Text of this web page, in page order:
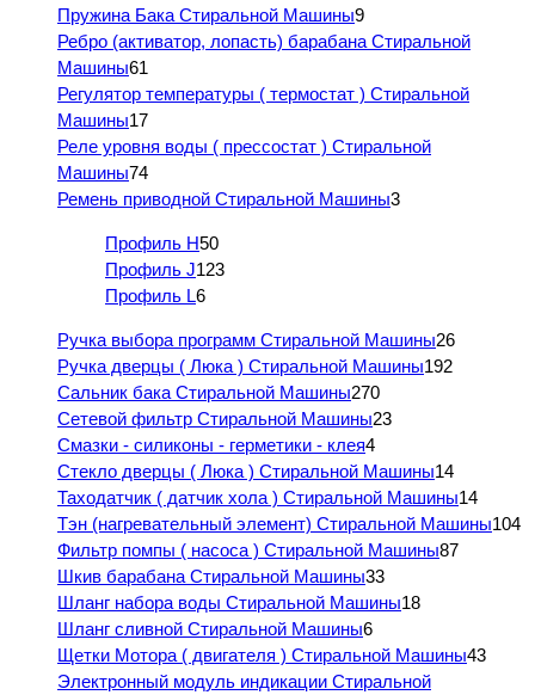
Пружина Бака Стиральной Машины9
Ребро (активатор, лопасть) барабана Стиральной
Машины61
Регулятор температуры ( термостат ) Стиральной
Машины17
Реле уровня воды ( прессостат ) Стиральной
Машины74
Ремень приводной Стиральной Машины3
Профиль H50
Профиль J123
Профиль L6
Ручка выбора программ Стиральной Машины26
Ручка дверцы ( Люка ) Стиральной Машины192
Сальник бака Стиральной Машины270
Сетевой фильтр Стиральной Машины23
Смазки - силиконы - герметики - клея4
Стекло дверцы ( Люка ) Стиральной Машины14
Таходатчик ( датчик хола ) Стиральной Машины14
Тэн (нагревательный элемент) Стиральной Машины104
Фильтр помпы ( насоса ) Стиральной Машины87
Шкив барабана Стиральной Машины33
Шланг набора воды Стиральной Машины18
Шланг сливной Стиральной Машины6
Щетки Мотора ( двигателя ) Стиральной Машины43
Электронный модуль индикации Стиральной